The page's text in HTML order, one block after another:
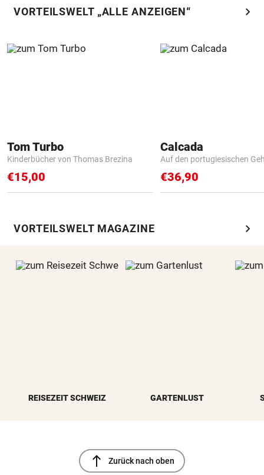
VORTEILSWELT „ALLE ANZEIGEN“ chevron_right
Tom Turbo
Kinderbücher von Thomas Brezina
€15,00
Calcada
Auf den portugiesischen
€36,90
VORTEILSWELT MAGAZINE chevron_right
REISEZEIT SCHWEIZ GARTENLUST
north Zurück nach oben